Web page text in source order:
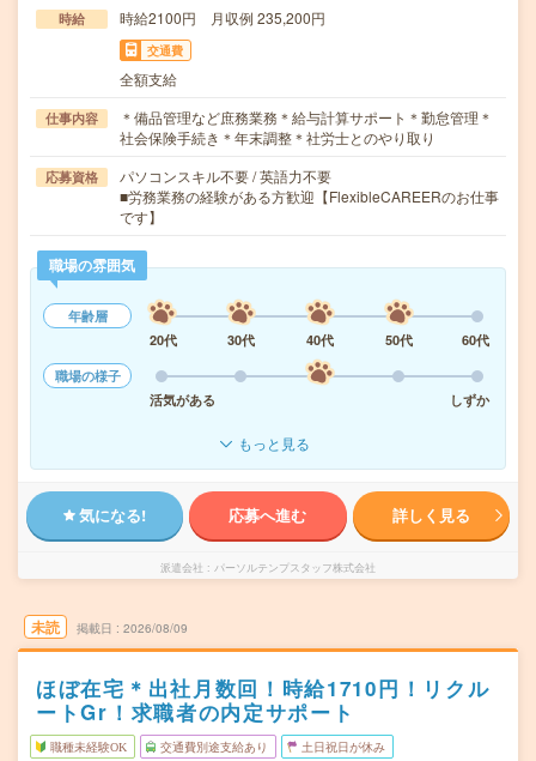
時給 時給2100円 月収例 235,200円
交通費
全額支給
仕事内容
＊備品管理など庶務業務＊給与計算サポート＊勤怠管理＊
社会保険手続き＊年末調整＊社労士とのやり取り
応募資格
パソコンスキル不要 / 英語力不要
■労務業務の経験がある方歓迎【FlexibleCAREERのお仕事
です】
職場の雰囲気
年齢層
20代
30代 40代 50代
60代
職場の様子
活気がある
しずか
もっと見る
気になる! 応募へ進む 詳しく見る
派遣会社 パーソルテンプスタッフ株式会社
未読 掲載日 2026/08/09
ほぼ在宅＊出社月数回！時給1710円！リクル
ートGr！求職者の内定サポート
職種未経験OK 交通費別途支給あり 土日祝日が休み